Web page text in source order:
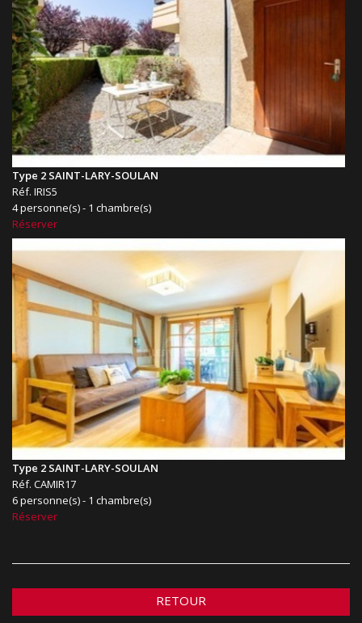
Type 2 SAINT-LARY-SOULAN
Réf. IRIS5
4 personne(s) - 1 chambre(s)
Réserver
Type 2 SAINT-LARY-SOULAN
Réf. CAMIR17
6 personne(s) - 1 chambre(s)
Réserver
RETOUR